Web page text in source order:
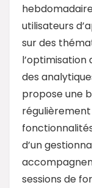
utilisateurs
sur des
l’optimisation
des
propose une
régulièrement
d’un
sessions de